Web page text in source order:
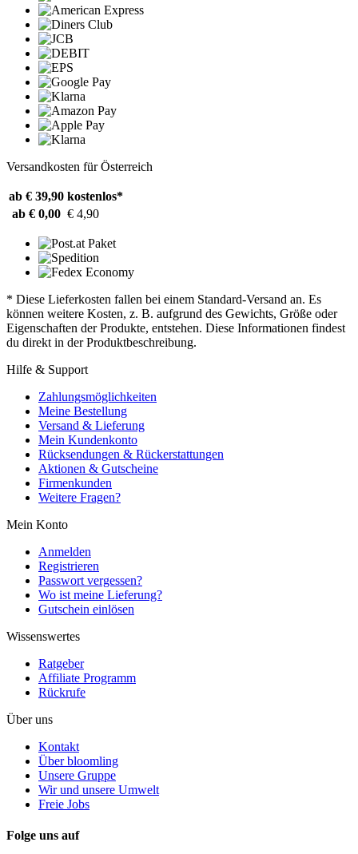
Versandkosten für Österreich
ab € 39,90 kostenlos*
ab € 0,00 € 4,90
* Diese Lieferkosten fallen bei einem Standard-Versand an. Es
können weitere Kosten, z. B. aufgrund des Gewichts, Größe oder
Eigenschaften der Produkte, entstehen. Diese Informationen findest
du direkt in der Produktbeschreibung.
Hilfe & Support
Zahlungsmöglichkeiten
Meine Bestellung
Versand & Lieferung
Mein Kundenkonto
Rücksendungen & Rückerstattungen
Aktionen & Gutscheine
Firmenkunden
Weitere Fragen?
Mein Konto
Anmelden
Registrieren
Passwort vergessen?
Wo ist meine Lieferung?
Gutschein einlösen
Wissenswertes
Ratgeber
Affiliate Programm
Rückrufe
Über uns
Kontakt
Über bloomling
Unsere Gruppe
Wir und unsere Umwelt
Freie Jobs
Folge uns auf